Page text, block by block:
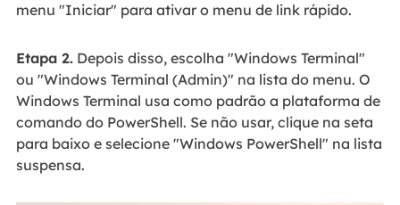
menu "Iniciar" para ativar o menu de link rápido.
Etapa 2.Depois disso, escolha "Windows Terminal"
ou "Windows Terminal (Admin)" na lista do menu. O
Windows Terminal usa como padrão a plataforma de
comando do PowerShell. Se não usar, clique na seta
para baixo e selecione "Windows PowerShell" na lista
suspensa.